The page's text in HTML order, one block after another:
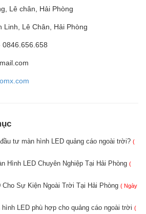
Lê chân, Hải Phòng
Linh, Lê Chân, Hải Phòng
0846.656.658
tư màn hình LED quảng cáo ngoài trời? (
Hình LED Chuyên Nghiệp Tại Hải Phòng (
Cho Sự Kiện Ngoài Trời Tại Hải Phòng ( Ngày
hình LED phù hợp cho quảng cáo ngoài trời (